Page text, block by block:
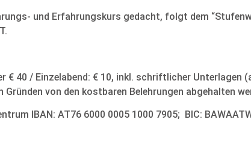
und Erfahrungskurs gedacht, folgt dem
€ 40 / Einzelabend: € 10, inkl. schriftlicher
von den kostbaren Belehrungen abgehalten
IBAN: AT76 6000 0005 1000 7905; BIC: